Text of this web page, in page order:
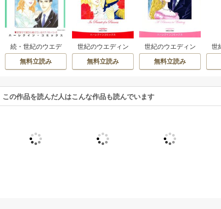
続・世紀のウエデ
ィング Ⅲ プリンセ
スの誓い
無料立読み
世紀のウエディン
グ：サン・ミッシ
ェル王国編 Ⅱ プリ
無料立読み
世紀のウエディン
グ：サン・ミッシ
ェル王国編 Ⅲ プリ
無料立読み
世
グ
この作品を読んだ人はこんな作品も読んでいます